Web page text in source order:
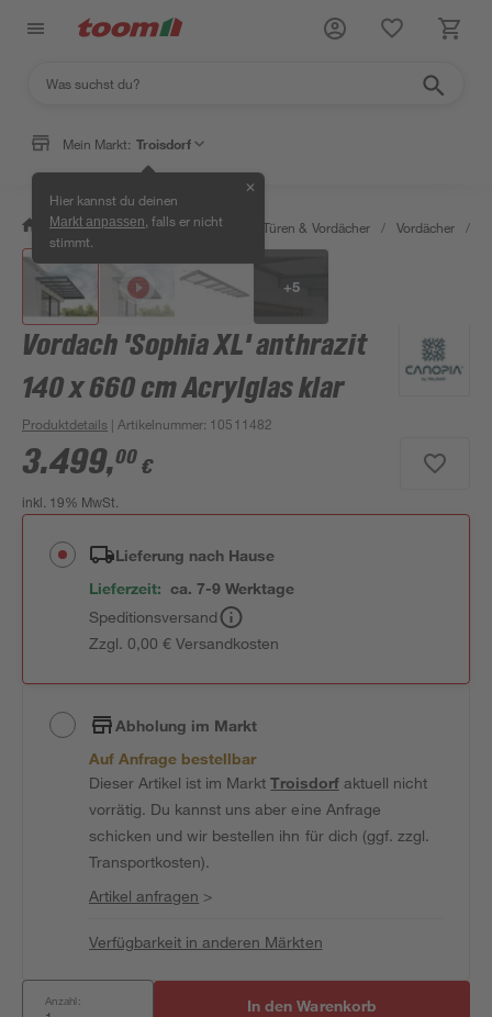
Mein Markt: Troisdorf
Hier kannst du deinen
Markt anpassen , falls er nicht
stimmt.
✕
/ Bauen & Renovieren / Fenster, Türen & Vordächer / Vordächer /
+5
Vordach 'Sophia XL' anthrazit
140 x 660 cm Acrylglas klar
Produktdetails | Artikelnummer: 10511482
3.499,00 €
inkl. 19% MwSt.
Lieferung nach Hause
Lieferzeit: ca. 7-9 Werktage
Speditionsversand
Zzgl. 0,00 € Versandkosten
Abholung im Markt
Auf Anfrage bestellbar
Dieser Artikel ist im MarktTroisdorfaktuell nicht
vorrätig. Du kannst uns aber eine Anfrage
schicken und wir bestellen ihn für dich (ggf. zzgl.
Transportkosten).
Artikel anfragen >
Verfügbarkeit in anderen Märkten
Anzahl: In den Warenkorb